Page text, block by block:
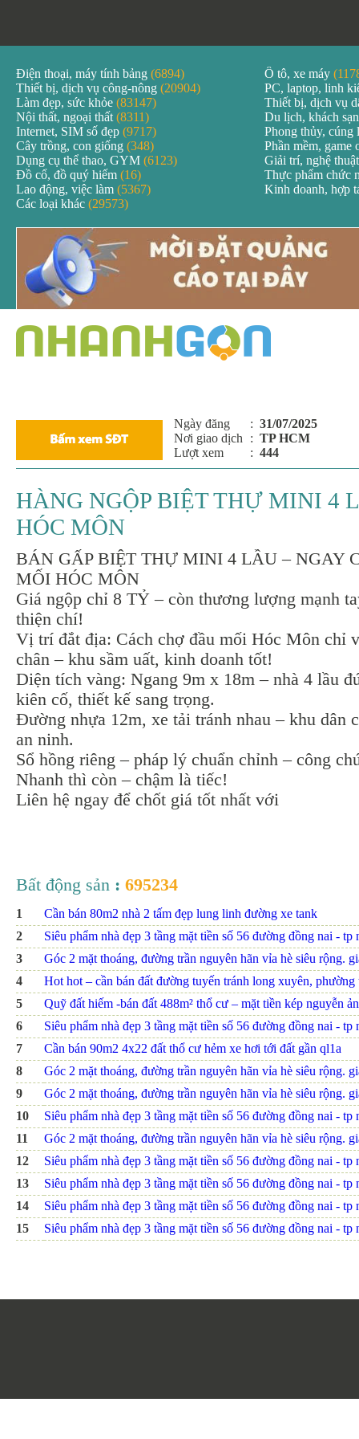
Điện thoại, máy tính bảng (6894) Ô tô, xe máy
Thiết bị, dịch vụ công-nông (20904)
PC, laptop, linh
Làm đẹp, sức khỏe (83147)
Thiết bị, dịch vụ
Nội thất, ngoại thất (8311)
Du lịch, khách
Internet, SIM số đẹp (9717)
Phong thủy, cúng
Cây trồng, con giống (348)
Phần mềm, game
Dụng cụ thể thao, GYM (6123)
Giải trí, nghệ
Đồ cổ, đồ quý hiếm (16)
Thực phẩm chức
Lao động, việc làm (5367)
Kinh doanh, hợp
Các loại khác (29573)
Ngày đăng : 31/07/2025
Nơi giao dịch : TP HCM
Lượt xem
: 444
HÀNG NGỘP BIỆT THỰ MINI 4
HÓC MÔN
BÁN GẤP BIỆT THỰ MINI 4 LẦU – NGAY
MỐI HÓC MÔN
Giá ngộp chỉ 8 TỶ – còn thương lượng mạnh
thiện chí!
Vị trí đắt địa: Cách chợ đầu mối Hóc Môn chỉ
chân – khu sầm uất, kinh doanh tốt!
Diện tích vàng: Ngang 9m x 18m – nhà 4 lầu
kiên cố, thiết kế sang trọng.
Đường nhựa 12m, xe tải tránh nhau – khu dân
an ninh.
Sổ hồng riêng – pháp lý chuẩn chỉnh – công
Nhanh thì còn – chậm là tiếc!
Liên hệ ngay để chốt giá tốt nhất với
Bất động sản : 695234
1
Cần bán 80m2 nhà 2 tấm đẹp lung linh đường xe tank
2
Siêu phẩm nhà đẹp 3 tầng mặt tiền số 56 đường đồng nai - tp
3
Góc 2 mặt thoáng, đường trần nguyên hãn vỉa hè siêu rộng.
4
Hot hot – cần bán đất đường tuyến tránh long xuyên, phường
5
Quỹ đất hiếm -bán đất 488m² thổ cư – mặt tiền kép nguyễn
6
Siêu phẩm nhà đẹp 3 tầng mặt tiền số 56 đường đồng nai - tp
7
Cần bán 90m2 4x22 đất thổ cư hẻm xe hơi tới đất gần ql1a
8
Góc 2 mặt thoáng, đường trần nguyên hãn vỉa hè siêu rộng.
9
Góc 2 mặt thoáng, đường trần nguyên hãn vỉa hè siêu rộng.
10
Siêu phẩm nhà đẹp 3 tầng mặt tiền số 56 đường đồng nai - tp
11
Góc 2 mặt thoáng, đường trần nguyên hãn vỉa hè siêu rộng.
12
Siêu phẩm nhà đẹp 3 tầng mặt tiền số 56 đường đồng nai - tp
13
Siêu phẩm nhà đẹp 3 tầng mặt tiền số 56 đường đồng nai - tp
14
Siêu phẩm nhà đẹp 3 tầng mặt tiền số 56 đường đồng nai - tp
15
Siêu phẩm nhà đẹp 3 tầng mặt tiền số 56 đường đồng nai - tp